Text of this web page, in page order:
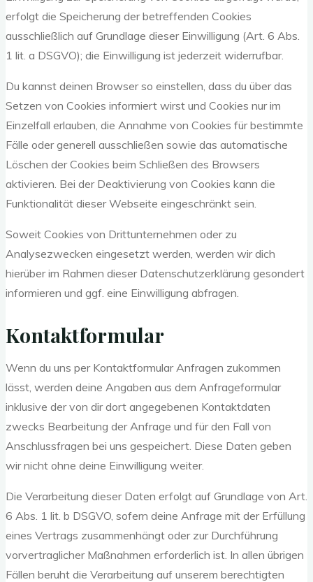
erfolgt die Speicherung der betreffenden Cookies
ausschließlich auf Grundlage dieser Einwilligung (Art. 6 Abs.
1 lit. a DSGVO); die Einwilligung ist jederzeit widerrufbar.
Du kannst deinen Browser so einstellen, dass du über das
Setzen von Cookies informiert wirst und Cookies nur im
Einzelfall erlauben, die Annahme von Cookies für bestimmte
Fälle oder generell ausschließen sowie das automatische
Löschen der Cookies beim Schließen des Browsers
aktivieren. Bei der Deaktivierung von Cookies kann die
Funktionalität dieser Webseite eingeschränkt sein.
Soweit Cookies von Drittunternehmen oder zu
Analysezwecken eingesetzt werden, werden wir dich
hierüber im Rahmen dieser Datenschutzerklärung gesondert
informieren und ggf. eine Einwilligung abfragen.
Kontaktformular
Wenn du uns per Kontaktformular Anfragen zukommen
lässt, werden deine Angaben aus dem Anfrageformular
inklusive der von dir dort angegebenen Kontaktdaten
zwecks Bearbeitung der Anfrage und für den Fall von
Anschlussfragen bei uns gespeichert. Diese Daten geben
wir nicht ohne deine Einwilligung weiter.
Die Verarbeitung dieser Daten erfolgt auf Grundlage von Art.
6 Abs. 1 lit. b DSGVO, sofern deine Anfrage mit der Erfüllung
eines Vertrags zusammenhängt oder zur Durchführung
vorvertraglicher Maßnahmen erforderlich ist. In allen übrigen
Fällen beruht die Verarbeitung auf unserem berechtigten